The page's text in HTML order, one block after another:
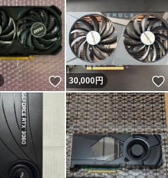
いいね！
30,000円